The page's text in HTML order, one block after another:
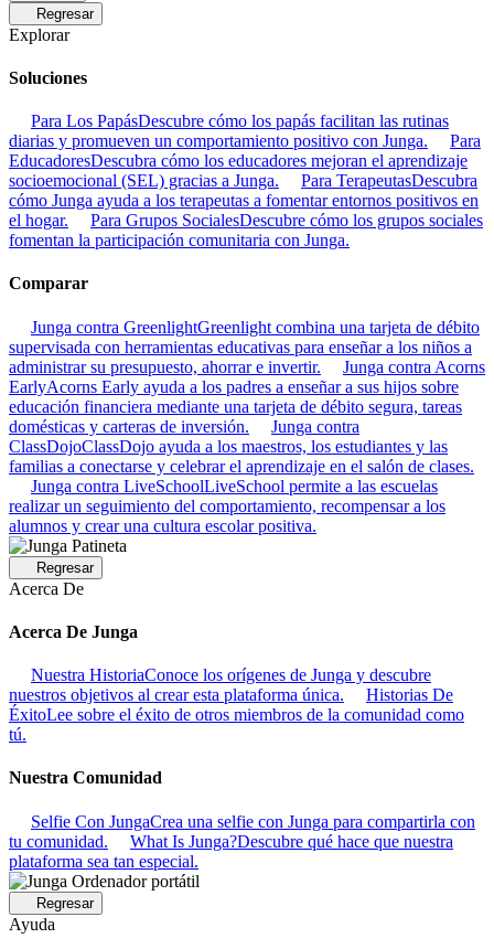
Regresar
Explorar
Soluciones
Para Los PapásDescubre cómo los papás facilitan las rutinas
diarias y promueven un comportamiento positivo con Junga.
Para
EducadoresDescubra cómo los educadores mejoran el aprendizaje
socioemocional (SEL) gracias a Junga.
Para TerapeutasDescubra
cómo Junga ayuda a los terapeutas a fomentar entornos positivos en
el hogar.
Para Grupos SocialesDescubre cómo los grupos sociales
fomentan la participación comunitaria con Junga.
Comparar
Junga contra GreenlightGreenlight combina una tarjeta de débito
supervisada con herramientas educativas para enseñar a los niños a
administrar su presupuesto, ahorrar e invertir.
Junga contra Acorns
EarlyAcorns Early ayuda a los padres a enseñar a sus hijos sobre
educación financiera mediante una tarjeta de débito segura, tareas
domésticas y carteras de inversión.
Junga contra
ClassDojoClassDojo ayuda a los maestros, los estudiantes y las
familias a conectarse y celebrar el aprendizaje en el salón de clases.
Junga contra LiveSchoolLiveSchool permite a las escuelas
realizar un seguimiento del comportamiento, recompensar a los
alumnos y crear una cultura escolar positiva.
Regresar
Acerca De
Acerca De Junga
Nuestra HistoriaConoce los orígenes de Junga y descubre
nuestros objetivos al crear esta plataforma única.
Historias De
ÉxitoLee sobre el éxito de otros miembros de la comunidad como
tú.
Nuestra Comunidad
Selfie Con JungaCrea una selfie con Junga para compartirla con
tu comunidad.
What Is Junga?Descubre qué hace que nuestra
plataforma sea tan especial.
Regresar
Ayuda